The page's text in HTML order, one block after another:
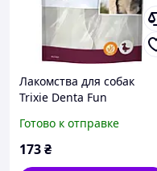
Лакомства для собак
Trixie Denta Fun
(кости) для чистки зубов с
уткой 10см 70г (2 шт)
Готово к отправке
173₴